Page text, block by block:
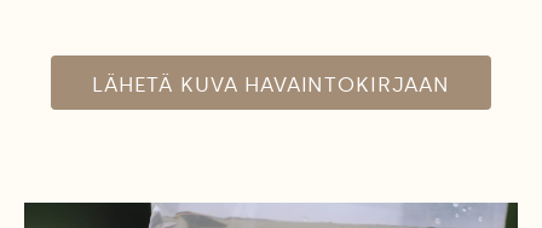
LÄHETÄ KUVA HAVAINTOKIRJAAN